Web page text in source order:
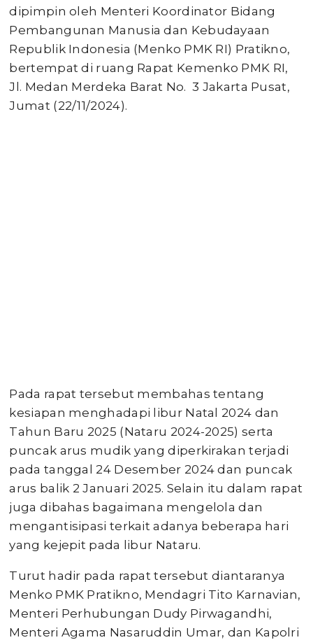
dipimpin oleh Menteri Koordinator Bidang
Pembangunan Manusia dan Kebudayaan
Republik Indonesia (Menko PMK RI) Pratikno,
bertempat di ruang Rapat Kemenko PMK RI,
Jl. Medan Merdeka Barat No. 3 Jakarta Pusat,
Jumat (22/11/2024).
Pada rapat tersebut membahas tentang
kesiapan menghadapi libur Natal 2024 dan
Tahun Baru 2025 (Nataru 2024-2025) serta
puncak arus mudik yang diperkirakan terjadi
pada tanggal 24 Desember 2024 dan puncak
arus balik 2 Januari 2025. Selain itu dalam rapat
juga dibahas bagaimana mengelola dan
mengantisipasi terkait adanya beberapa hari
yang kejepit pada libur Nataru.
Turut hadir pada rapat tersebut diantaranya
Menko PMK Pratikno, Mendagri Tito Karnavian,
Menteri Perhubungan Dudy Pirwagandhi,
Menteri Agama Nasaruddin Umar, dan Kapolri